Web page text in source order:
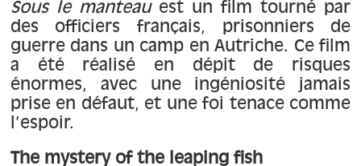
Contact
Sous le manteau est un film tourné par
des officiers français, prisonniers de
guerre dans un camp en Autriche. Ce film
a été réalisé en dépit de risques
énormes, avec une ingéniosité jamais
prise en défaut, et une foi tenace comme
l’espoir.
The mystery of the leaping fish